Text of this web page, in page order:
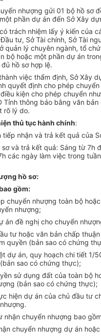
nhượng gửi 01 bộ hồ sơ
phần dự án đến Sở Xây
trách nhiệm lấy ý kiến của
tư, Sở Tài chính, Sở Tài
quản lý chuyên ngành, tổ
bộ hoặc một phần dự án
hồ sơ hợp lệ.
việc thẩm định, Sở Xây
quyết định cho phép
kiện cho phép chuyển
Tỉnh thông báo bằng văn bản
rõ lý do.
thủ tục hành chính:
tiếp nhận và trả kết quả của
và trả kết quả: Sáng từ 7h
các ngày làm việc trong
hồ sơ:
gồm:
chuyển nhượng toàn bộ
nhượng;
án đề nghị cho chuyển
tư hoặc văn bản chấp
quyền (bản sao có chứng
dự án, quy hoạch chi tiết 1/
sao có chứng thực);
sử dụng đất của toàn bộ
(bản sao có chứng thực);
hiện dự án của chủ đầu tư
nhận chuyển nhượng bao
chuyển nhượng dự án